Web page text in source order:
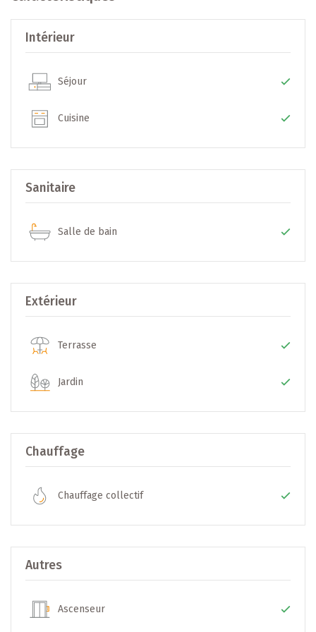
bien pensés, garants d’un investissement fiable et pérenne.
🔗 www.arend-fischbach.lu
+++ Caractéristiques principales +++
- Adresse : 83-91, rue des Muguets
- Promoteur : Arend & Fischbach
- Standard énergétique : NZEB (Nearly Zero Energy Building)
Rez-de-chaussée - Surface : ± 45,22 m2
- SDD: ± 6.0m2
- Débarras: ± 3.0m2
- Terrasse: ± 26.0m2
- Jardin: ± 25.5m2
2. Performance énergétique & économies
3. Environnement adapté aux familles
Intérieur
Séjour
Cuisine
Sanitaire
Salle de bain
Extérieur
Terrasse
Jardin
Chauffage
Chauffage collectif
Autres
Ascenseur